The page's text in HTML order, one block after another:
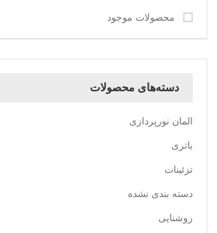
محصولات موجود
دسته‌های محصولات
المان نورپردازی
باتری
تزئینات
دسته بندی نشده
روشنایی